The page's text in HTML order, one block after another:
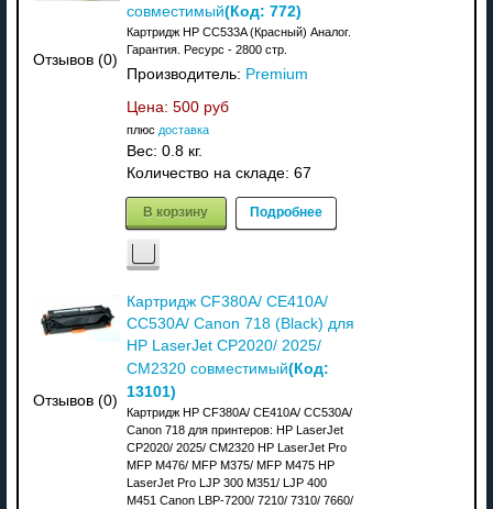
Отзывов (0)
совместимый(Код: 772)
Картридж HP CC533A (Красный) Аналог.
Гарантия. Ресурс - 2800 стр.
Производитель: Premium
Цена: 500 руб
плюс доставка
Вес: 0.8 кг.
Количество на складе: 67
В корзину Подробнее
Отзывов (0)
Картридж CF380A/ CE410A/
CC530A/ Canon 718 (Black) для
HP LaserJet CP2020/ 2025/
CM2320 совместимый(Код:
13101)
Картридж HP CF380A/ CE410A/ CC530A/
Canon 718 для принтеров: HP LaserJet
CP2020/ 2025/ CM2320 HP LaserJet Pro
MFP M476/ MFP M375/ MFP M475 HP
LaserJet Pro LJP 300 M351/ LJP 400
M451 Canon LBP-7200/ 7210/ 7310/ 7660/